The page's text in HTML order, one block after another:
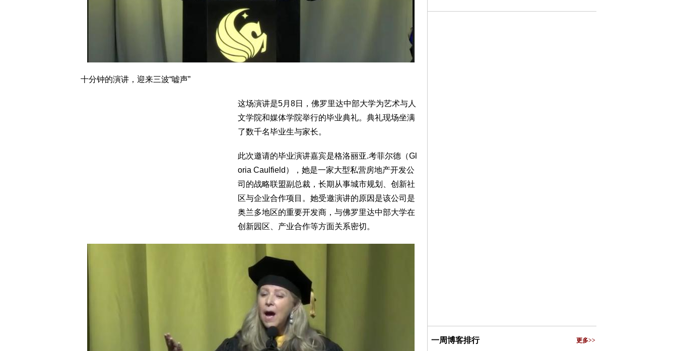
十分钟的演讲，迎来三波“嘘声”
这场演讲是5月8日，佛罗里达中部大学为艺术与人
文学院和媒体学院举行的毕业典礼。典礼现场坐满
了数千名毕业生与家长。
此次邀请的毕业演讲嘉宾是格洛丽亚.考菲尔德（Gl
oria Caulfield），她是一家大型私营房地产开发公
司的战略联盟副总裁，长期从事城市规划、创新社
区与企业合作项目。她受邀演讲的原因是该公司是
奥兰多地区的重要开发商，与佛罗里达中部大学在
创新园区、产业合作等方面关系密切。
一周博客排行 更多>>